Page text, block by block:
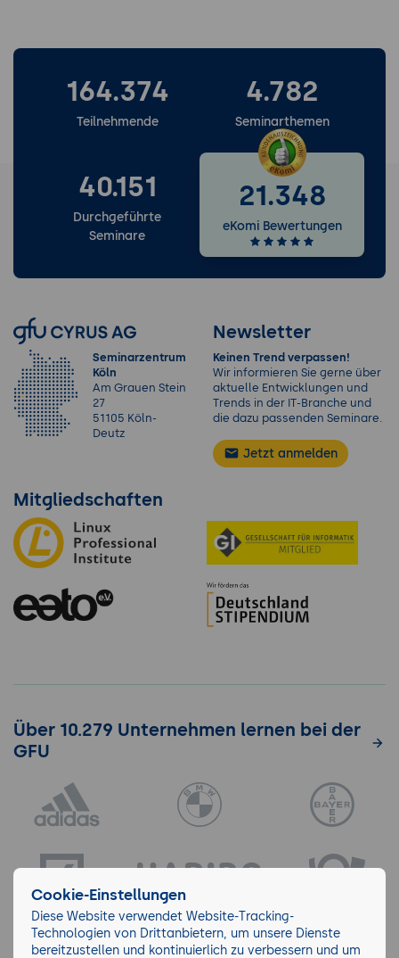
164.374
Teilnehmende
4.782
Seminarthemen
40.151
Durchgeführte
Seminare
21.348
eKomi Bewertungen
Seminarzentrum
Köln
Am Grauen Stein
27
51105 Köln-
Deutz
Newsletter
Keinen Trend verpassen!
Wir informieren Sie gerne über
aktuelle Entwicklungen und
Trends in der IT-Branche und
die dazu passenden Seminare.
Jetzt anmelden
Mitgliedschaften
Über 10.279 Unternehmen lernen bei der
GFU
Cookie-Einstellungen
Diese Website verwendet Website-Tracking-
Technologien von Drittanbietern, um unsere Dienste
bereitzustellen und kontinuierlich zu verbessern und um